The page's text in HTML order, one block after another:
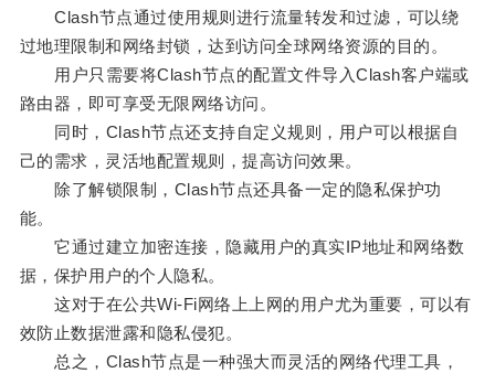
Clash节点通过使用规则进行流量转发和过滤，可以绕
过地理限制和网络封锁，达到访问全球网络资源的目的。
用户只需要将Clash节点的配置文件导入Clash客户端或
路由器，即可享受无限网络访问。
同时，Clash节点还支持自定义规则，用户可以根据自
己的需求，灵活地配置规则，提高访问效果。
除了解锁限制，Clash节点还具备一定的隐私保护功
能。
它通过建立加密连接，隐藏用户的真实IP地址和网络数
据，保护用户的个人隐私。
这对于在公共Wi-Fi网络上上网的用户尤为重要，可以有
效防止数据泄露和隐私侵犯。
总之，Clash节点是一种强大而灵活的网络代理工具，